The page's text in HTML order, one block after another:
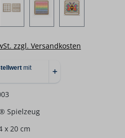
zzgl. Versandkosten
Spielzeug
x 20 cm